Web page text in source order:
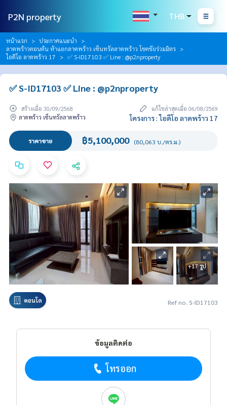
P2N property THB
หน้าแรก
ประกาศแนะนำ
ลาดพร้าวตอนต้น ห้าแยกลาดพร้าว เซ็นทรัลลาดพร้าว โชคชัยร่วมมิตร
ไอดีโอ ลาดพร้าว 17
✅ S-ID17103 ✅ Line : @p2nproperty
✅ S-ID17103 ✅ Line : @p2nproperty
สร้างเมื่อ 30/09/2568
แก้ไขล่าสุดเมื่อ 06/08/2569
ลาดพร้าว เซ็นทรัลลาดพร้าว
โครงการ : ไอดีโอ ลาดพร้าว 17
ราคาขาย ฿5,100,000 (80,063 บ./ตร.ม.)
+17 รูป
คอนโด Ref no. S-ID17103
ข้อมูลติดต่อ
โทรออก